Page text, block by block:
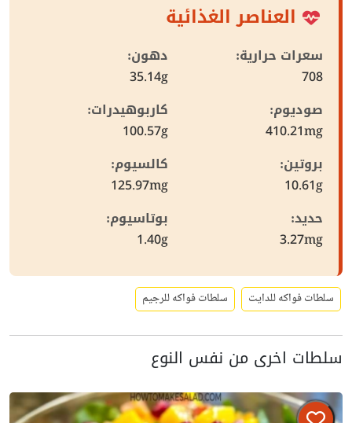
العناصر الغذائية
سعرات حرارية:
708
دهون:
35.14g
صوديوم:
410.21mg
كاربوهيدرات:
100.57g
بروتين:
10.61g
كالسيوم:
125.97mg
حديد:
3.27mg
بوتاسيوم:
1.40g
سلطات فواكه للدايت سلطات فواكه للرجيم
سلطات اخرى من نفس النوع